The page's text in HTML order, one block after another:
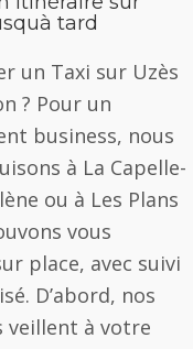
tard
un Taxi sur Uzès
? Pour un
business, nous
à La Capelle-
ou à Les Plans
vous
place, avec suivi
D’abord, nos
veillent à votre